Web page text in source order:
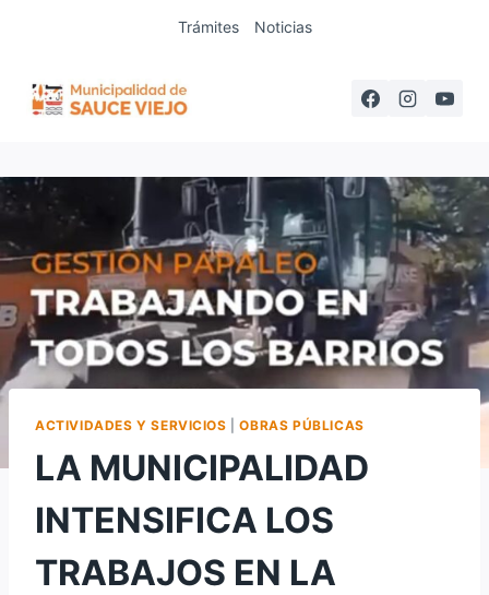
Trámites Noticias
ACTIVIDADES Y SERVICIOS |OBRAS PÚBLICAS
LA MUNICIPALIDAD
INTENSIFICA LOS
TRABAJOS EN LA